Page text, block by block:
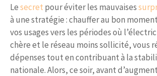
Lesecret pour éviter les mauvaises
à une stratégie : chauffer au bon
vos usages vers les périodes où
chère et le réseau moins sollicité, vous
dépenses tout en contribuant à la
nationale. Alors, ce soir, avant